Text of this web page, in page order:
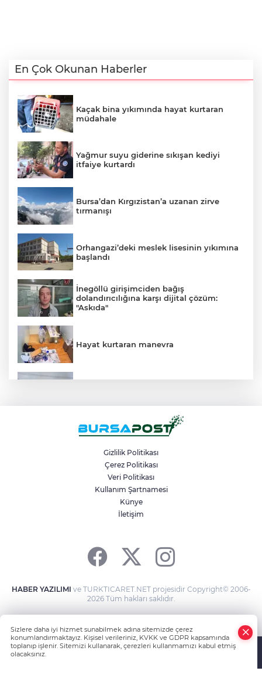
En Çok Okunan Haberler
Kaçak bina yıkımında hayat kurtaran
müdahale
Yağmur suyu giderine sıkışan kediyi
itfaiye kurtardı
Bursa’dan Kırgızistan’a uzanan zirve
tırmanışı
Orhangazi’deki meslek lisesinin yıkımına
başlandı
İnegöllü girişimciden bağış
dolandırıcılığına karşı dijital çözüm:
"Askıda"
Hayat kurtaran manevra
Çalıntı araçla 10 kilometre kaçtı, 380 bin
Bursa’da 530 yıllık sünnet geleneği
yaşatıldı
Gizlilik Politikası
Çerez Politikası
Veri Politikası
Kullanım Şartnamesi
Künye
İletişim
HABER YAZILIMI ve TURKTICARET.NET projesidir Copyright© 2006-
2026 Tüm hakları saklıdır.
Sizlere daha iyi hizmet sunabilmek adına sitemizde çerez
konumlandırmaktayız. Kişisel verileriniz, KVKK ve GDPR kapsamında
toplanıp işlenir. Sitemizi kullanarak, çerezleri kullanmamızı kabul etmiş
olacaksınız.